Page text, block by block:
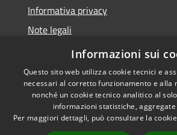
Informativa privacy
Note legali
Dichiarazione di accessibilità
Accessibilità
Informazioni sui
Questo sito web utilizza cookie tecnici e
necessari al corretto funzionamento e alla
nonché un cookie tecnico analitico al
informazioni statistiche,
Per maggiori dettagli, può consultare la